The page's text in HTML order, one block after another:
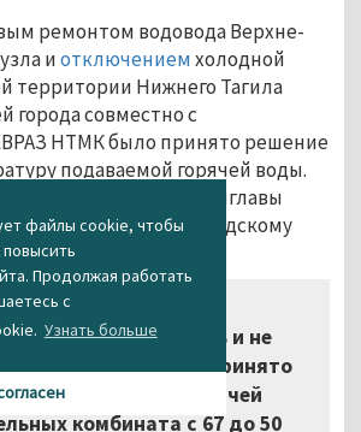
файлы cookie, чтобы
Продолжая работать
с
Узнать больше
ремонтом водовода Верхне-
иотключениемхолодной
территории Нижнего Тагила
города совместно с
НТМК было принято решение
подаваемой горячей воды.
строк» рассказал замглавы
Тагила по городскому
Захаров.
время отключения
люди не обожглись и не
совещании было принято
температуру горячей
комбината с 67 до 50